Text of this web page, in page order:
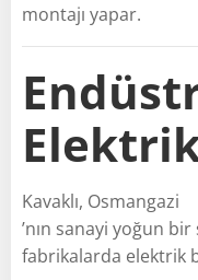
montajı yapar.
Kavaklı, Osmangazi
’nın sanayi yoğun
fabrikalarda elektrik